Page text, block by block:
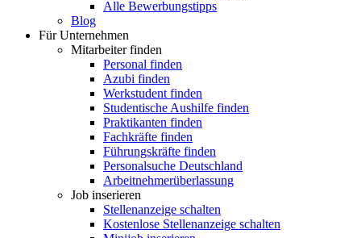
Alle Bewerbungstipps
Blog
Für Unternehmen
Mitarbeiter finden
Personal finden
Azubi finden
Werkstudent finden
Studentische Aushilfe finden
Praktikanten finden
Fachkräfte finden
Führungskräfte finden
Personalsuche Deutschland
Arbeitnehmerüberlassung
Job inserieren
Stellenanzeige schalten
Kostenlose Stellenanzeige schalten